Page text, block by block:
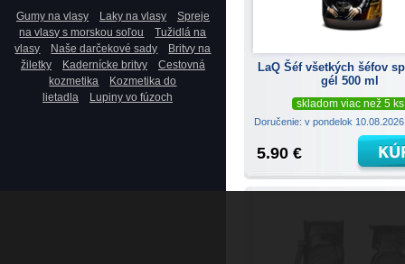
Gumy na vlasy Laky na vlasy
Spreje
na vlasy s morskou soľou
Tužidlá na
vlasy
Naše darčekové sady
Britvy na
žiletky
Kadernícke britvy
Cestovná
kozmetika
Kozmetika do
lietadla
Lupiny vo fúzoch
LaQ Šéf všetkých šéfov
gél 500 ml
skladom viac než 5 ks
Doručenie: v pondelok
5.90 €